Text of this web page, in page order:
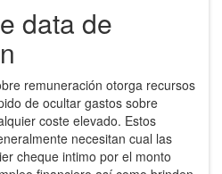
data de
remuneración otorga recursos
de ocultar gastos sobre
coste elevado. Estos
necesitan cual las
cheque intimo por el monto